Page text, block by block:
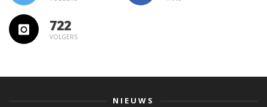
722
VOLGERS
NIEUWS